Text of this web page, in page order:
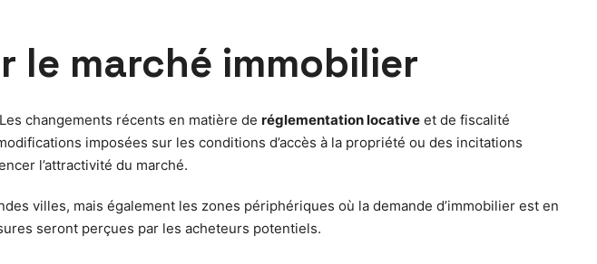
le marché immobilier
changements récents en matière de réglementation locative et de fiscalité
imposées sur les conditions d’accès à la propriété ou des incitations
l’attractivité du marché.
villes, mais également les zones périphériques où la demande d’immobilier est en
seront perçues par les acheteurs potentiels.